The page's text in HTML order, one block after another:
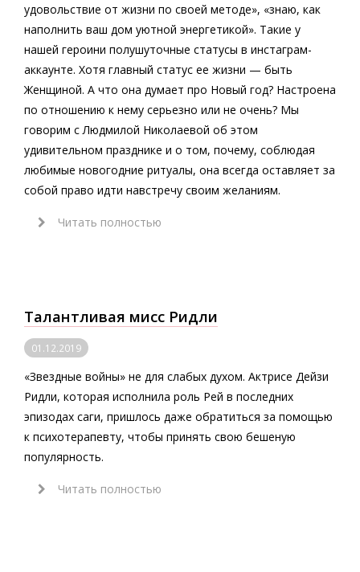
удовольствие от жизни по своей методе», «знаю, как
наполнить ваш дом уютной энергетикой». Такие у
нашей героини полушуточные статусы в инстаграм-
аккаунте. Хотя главный статус ее жизни — быть
Женщиной. А что она думает про Новый год? Настроена
по отношению к нему серьезно или не очень? Мы
говорим с Людмилой Николаевой об этом
удивительном празднике и о том, почему, соблюдая
любимые новогодние ритуалы, она всегда оставляет за
собой право идти навстречу своим желаниям.
Читать полностью
Талантливая мисс Ридли
01.12.2019
«Звездные войны» не для слабых духом. Актрисе Дейзи
Ридли, которая исполнила роль Рей в последних
эпизодах саги, пришлось даже обратиться за помощью
к психотерапевту, чтобы принять свою бешеную
популярность.
Читать полностью